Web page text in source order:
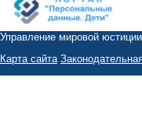
Управление мировой
Карта сайта